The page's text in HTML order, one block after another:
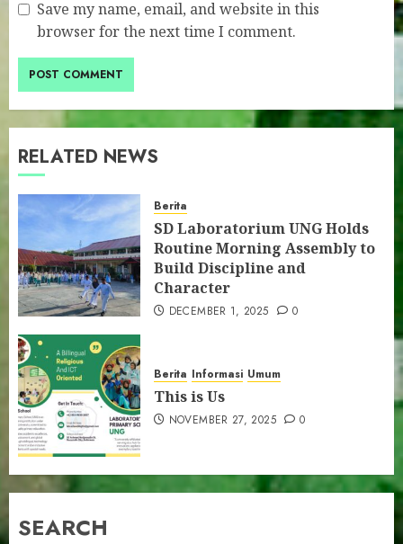
Save my name, email, and website in this
browser for the next time I comment.
RELATED NEWS
Berita
SD Laboratorium UNG Holds
Routine Morning Assembly to
Build Discipline and
Character
DECEMBER 1, 2025 0
Berita Informasi Umum
This is Us
NOVEMBER 27, 2025 0
SEARCH